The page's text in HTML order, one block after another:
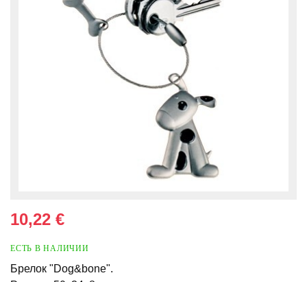
10,22 €
ЕСТЬ В НАЛИЧИИ
Брелок "Dog&bone".